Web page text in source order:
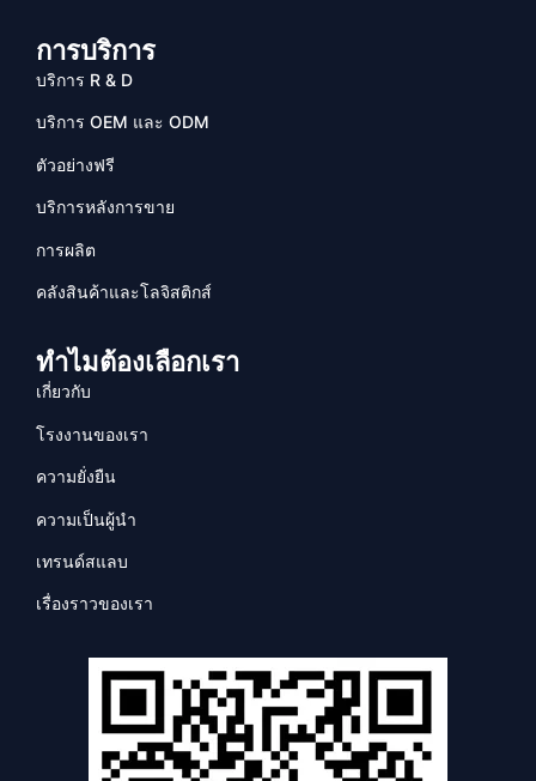
การบริการ
บริการ R & D
บริการ OEM และ ODM
ตัวอย่างฟรี
บริการหลังการขาย
การผลิต
คลังสินค้าและโลจิสติกส์
ทำไมต้องเลือกเรา
เกี่ยวกับ
โรงงานของเรา
ความยั่งยืน
ความเป็นผู้นำ
เทรนด์สแลบ
เรื่องราวของเรา